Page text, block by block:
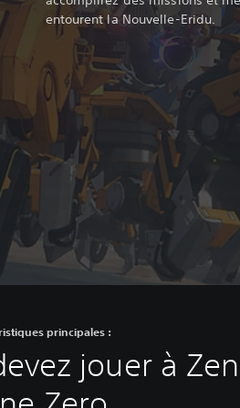
entourent la Nouvelle-Eridu.
principales :
jouer à